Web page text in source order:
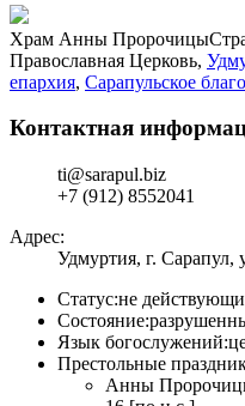
Храм Анны Пророчицы
Православная Церковь,
епархия, Сарапульское
Контактная
ti@sarapul.biz
+7 (912) 8552041
Адрес:
Удмуртия, г. Сарапул,
Статус:не
Состояние:
Язык богослужений:
Престольные
Анны